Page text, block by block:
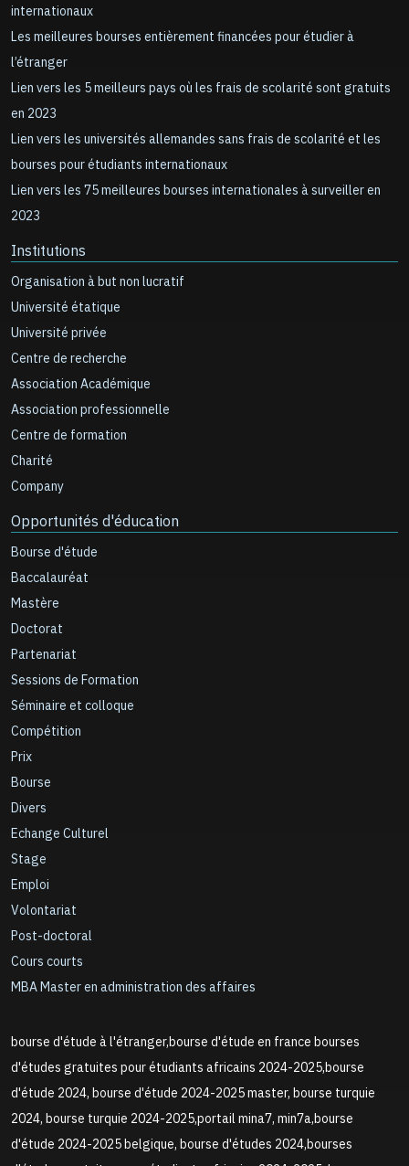
internationaux
Les meilleures bourses entièrement financées pour étudier à
l’étranger
Lien vers les 5 meilleurs pays où les frais de scolarité sont gratuits
en 2023
Lien vers les universités allemandes sans frais de scolarité et les
bourses pour étudiants internationaux
Lien vers les 75 meilleures bourses internationales à surveiller en
2023
Institutions
Organisation à but non lucratif
Université étatique
Université privée
Centre de recherche
Association Académique
Association professionnelle
Centre de formation
Charité
Company
Opportunités d'éducation
Bourse d'étude
Baccalauréat
Mastère
Doctorat
Partenariat
Sessions de Formation
Séminaire et colloque
Compétition
Prix
Bourse
Divers
Echange Culturel
Stage
Emploi
Volontariat
Post-doctoral
Cours courts
MBA Master en administration des affaires
bourse d'étude à l'étranger,bourse d'étude en france bourses
d'études gratuites pour étudiants africains 2024-2025,bourse
d'étude 2024, bourse d'étude 2024-2025 master, bourse turquie
2024, bourse turquie 2024-2025,portail mina7, min7a,bourse
d'étude 2024-2025 belgique, bourse d'études 2024,bourses